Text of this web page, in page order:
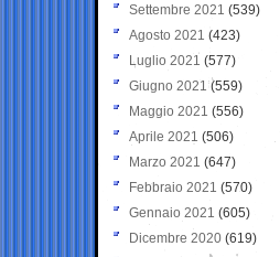
Settembre 2021 (539)
Agosto 2021 (423)
Luglio 2021 (577)
Giugno 2021(559)
Maggio 2021 (556)
Aprile 2021 (506)
Marzo 2021 (647)
Febbraio 2021 (570)
Gennaio 2021 (605)
Dicembre 2020 (619)